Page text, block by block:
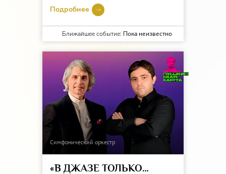
Подробнее
Ближайшее событие: Пока неизвестно
Симфонический оркестр
«В ДЖАЗЕ ТОЛЬКО…